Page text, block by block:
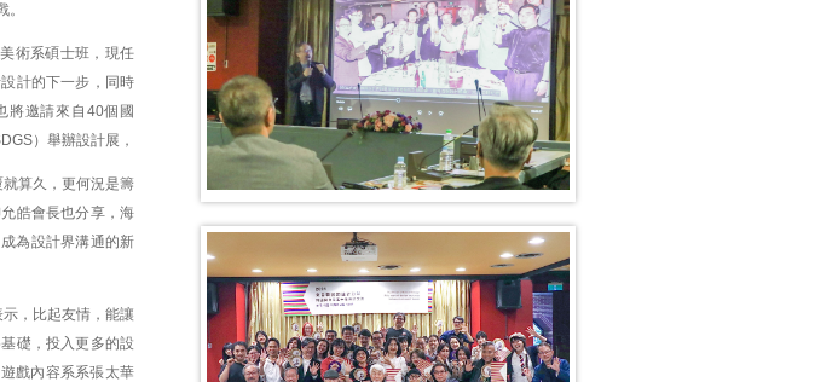
術系碩士班，現任
計的下一步，同時
將邀請來自40個國
）舉辦設計展，
算久，更何況是籌
皓會長也分享，海
為設計界溝通的新
，比起友情，能讓
礎，投入更多的設
戲內容系系張太華